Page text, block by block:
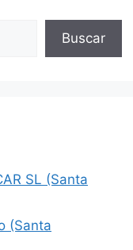
Buscar
SL (Santa
(Santa